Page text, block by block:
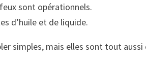
sont opérationnels.
d’huile et de liquide.
simples, mais elles sont tout